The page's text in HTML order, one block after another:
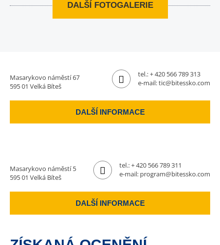
DALŠÍ FOTOGALERIE
Masarykovo náměstí 67
595 01 Velká Bíteš
tel.:+ 420 566 789 313
e-mail:tic@bitessko.com
DALŠÍ INFORMACE
Masarykovo náměstí 5
595 01 Velká Bíteš
tel.:+ 420 566 789 311
e-mail: program@bitessko.com
DALŠÍ INFORMACE